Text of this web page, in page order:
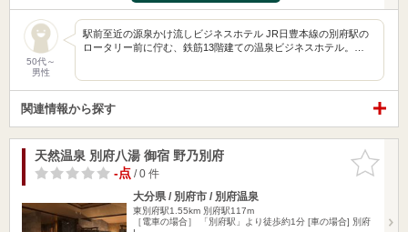
50代～
男性
駅前至近の源泉かけ流しビジネスホテル JR日豊本線の別府駅の
ロータリー前に佇む、鉄筋13階建ての温泉ビジネスホテル。…
関連情報から探す
お気に入
りに追加
天然温泉 別府八湯 御宿 野乃別府
-点/ 0 件
大分県 / 別府市 / 別府温泉
東別府駅1.55km 別府駅117m
［電車の場合］ 「別府駅」より徒歩約1分 [車の場合] 別府